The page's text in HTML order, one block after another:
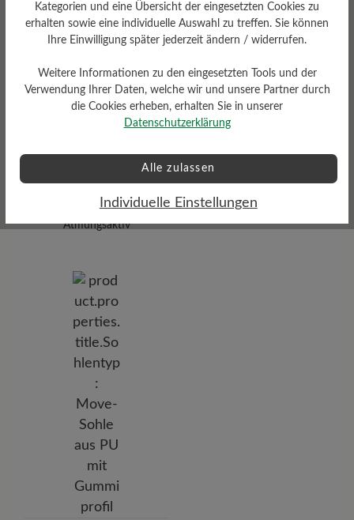
Dämpfungsgrad
mittel
Schafthöhe Ca
9 cm
Funktionalität
Atmungsaktiv
griffig
Kategorien und eine Übersicht der eingesetzten Cookies zu
erhalten sowie eine individuelle Auswahl zu treffen. Sie können
Ihre Einwilligung später jederzeit ändern / widerrufen.
Weitere Informationen zu den eingesetzten Tools und der
Verwendung Ihrer Daten, welche wir und unsere Partner durch
die Cookies erheben, erhalten Sie in unserer
Datenschutzerklärung
Alle zulassen
Individuelle Einstellungen